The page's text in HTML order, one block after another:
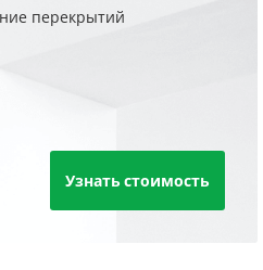
перекрытий
Узнать стоимость